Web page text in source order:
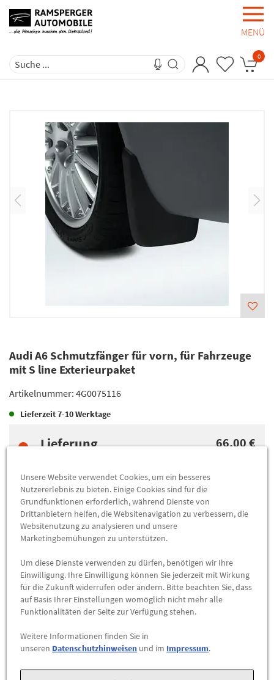
MENÜ
0
Audi A6 Schmutzfänger für vorn, für Fahrzeuge
mit S line Exterieurpaket
Artikelnummer: 4G0075116
Lieferzeit7-10 Werktage
Lieferung
Versandkostenfrei
66,00 €
Abholung
Preis inkl.19%MwSt.
Abholbar andiesen Standorten
66,00 €
-
Max. Bestellmenge:1
ZUM WARENKORB HINZUFÜGEN
Herstellerangaben:AUDI AG |Auto-Union-Str. 1 |
Unsere Website verwendet Cookies, um ein besseres
Nutzererlebnis zu bieten. Einige Cookies sind für die
Grundfunktionen erforderlich, während Dienste von
Drittanbietern helfen, die Websitenavigation zu verbessern, die
Websitenutzung zu analysieren und unsere
Marketingbemühungen zu unterstützen.
Um diese Dienste verwenden zu dürfen, benötigen wir Ihre
Einwilligung. Ihre Einwilligung können Sie jederzeit mit Wirkung
für die Zukunft widerrufen oder ändern. Bitte beachten Sie, dass
auf Basis Ihrer Einstellungen womöglich nicht mehr alle
Funktionalitäten der Seite zur Verfügung stehen.
Weitere Informationen finden Sie in
unseren Datenschutzhinweisen und im Impressum.